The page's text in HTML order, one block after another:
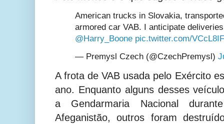
American trucks in Slovakia,
armored car VAB. I anticipate
@Harry_Boone pic.twitter.com/
— Premysl Czech (@CzechPremysl)
A frota de VAB usada pelo Exército
ano. Enquanto alguns desses
a Gendarmaria Nacional
Afeganistão, outros foram